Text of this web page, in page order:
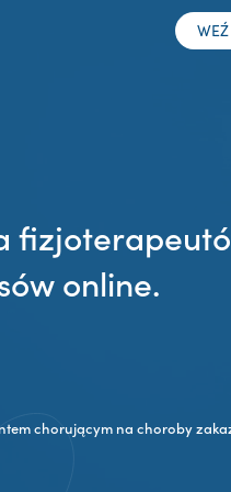
online.
chorującym na choroby